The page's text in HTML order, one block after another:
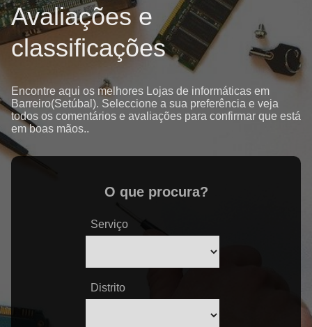
Avaliações e
classificações
Encontre aqui os melhores Lojas de informáticas em
Barreiro(Setúbal). Seleccione a sua preferência e veja
todos os comentários e avaliações para confirmar que está
em boas mãos..
O que procura?
Serviço
Distrito